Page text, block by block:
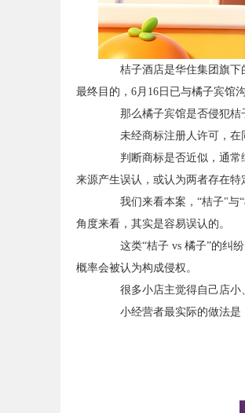
桔子酒店是华住集团旗下的
最终目的，6月16日已与橘子宾馆
那么橘子宾馆是否侵犯桔
未经商标注册人许可，在同
判断商标是否近似，通常综
来源产生误认，或认为两者存在特
我们来看本案，“桔子"与“
角度来看，其实是容易误认的。
这类“桔子 vs 橘子”的纠纷
概率会被认为构成侵权。
很多小店主觉得自己店小、
小经营者最实际的做法是：